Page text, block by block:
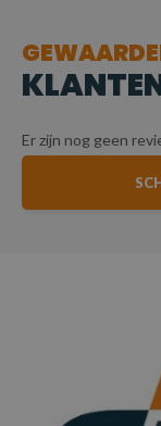
Er zijn nog geen